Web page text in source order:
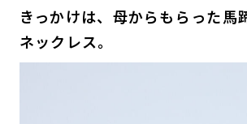
きっかけは、母からもらった馬
ネックレス。